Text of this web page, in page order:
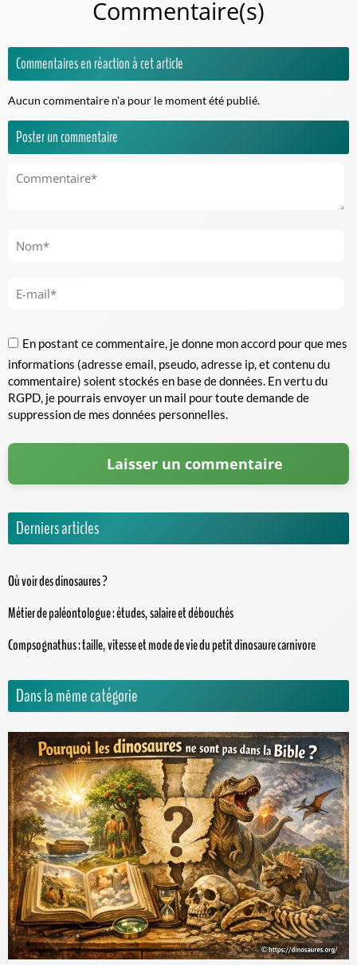
Commentaire(s)
Commentaires en réaction à cet article
Aucun commentaire n'a pour le moment été publié.
Poster un commentaire
En postant ce commentaire, je donne mon accord pour que mes
informations (adresse email, pseudo, adresse ip, et contenu du
commentaire) soient stockés en base de données. En vertu du
RGPD, je pourrais envoyer un mail pour toute demande de
suppression de mes données personnelles.
Derniers articles
Où voir des dinosaures ?
Métier de paléontologue : études, salaire et débouchés
Compsognathus : taille, vitesse et mode de vie du petit dinosaure carnivore
Dans la même catégorie